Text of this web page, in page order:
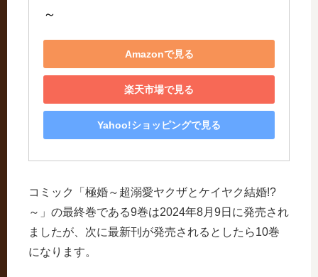
～
Amazonで見る
楽天市場で見る
Yahoo!ショッピングで見る
コミック「極婚～超溺愛ヤクザとケイヤク結婚!?
～」の最終巻である9巻は2024年8月9日に発売され
ましたが、次に最新刊が発売されるとしたら10巻
になります。